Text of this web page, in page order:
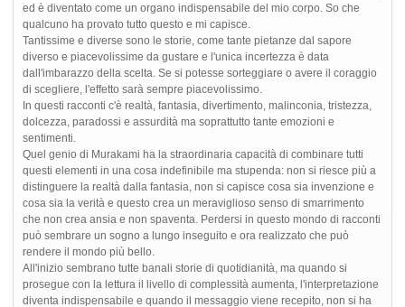
ed è diventato come un organo indispensabile del mio corpo. So che
qualcuno ha provato tutto questo e mi capisce.
Tantissime e diverse sono le storie, come tante pietanze dal sapore
diverso e piacevolissime da gustare e l'unica incertezza è data
dall'imbarazzo della scelta. Se si potesse sorteggiare o avere il coraggio
di scegliere, l'effetto sarà sempre piacevolissimo.
In questi racconti c'è realtà, fantasia, divertimento, malinconia, tristezza,
dolcezza, paradossi e assurdità ma soprattutto tante emozioni e
sentimenti.
Quel genio di Murakami ha la straordinaria capacità di combinare tutti
questi elementi in una cosa indefinibile ma stupenda: non si riesce più a
distinguere la realtà dalla fantasia, non si capisce cosa sia invenzione e
cosa sia la verità e questo crea un meraviglioso senso di smarrimento
che non crea ansia e non spaventa. Perdersi in questo mondo di racconti
può sembrare un sogno a lungo inseguito e ora realizzato che può
rendere il mondo più bello.
All'inizio sembrano tutte banali storie di quotidianità, ma quando si
prosegue con la lettura il livello di complessità aumenta, l'interpretazione
diventa indispensabile e quando il messaggio viene recepito, non si ha